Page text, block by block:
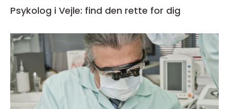
Psykolog i Vejle: find den rette for dig